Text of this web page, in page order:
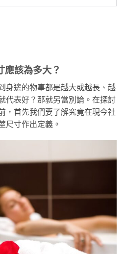
應該為多大？
身邊的物事都是越大或越長、越
代表好？那就另當別論。在探討
，首先我們要了解究竟在現今社
尺寸作出定義。